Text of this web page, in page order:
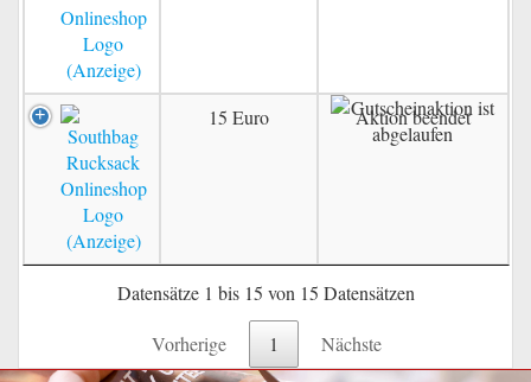
15 Euro Aktion beendet
Datensätze 1 bis 15 von 15 Datensätzen
Vorherige 1 Nächste